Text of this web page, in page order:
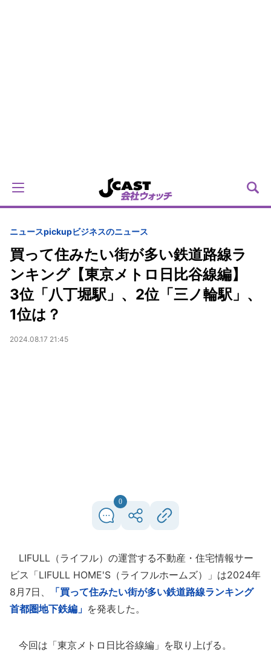
ニュースpickupビジネスのニュース
買って住みたい街が多い鉄道路線ラ
ンキング【東京メトロ日比谷線編】
3位「八丁堀駅」、2位「三ノ輪駅」、
1位は？
2024.08.17 21:45
0
LIFULL（ライフル）の運営する不動産・住宅情報サー
ビス「LIFULL HOME'S（ライフルホームズ）」は2024年
8月7日、
「買って住みたい街が多い鉄道路線ランキング
首都圏地下鉄編」 を発表した。
今回は「東京メトロ日比谷線編」を取り上げる。